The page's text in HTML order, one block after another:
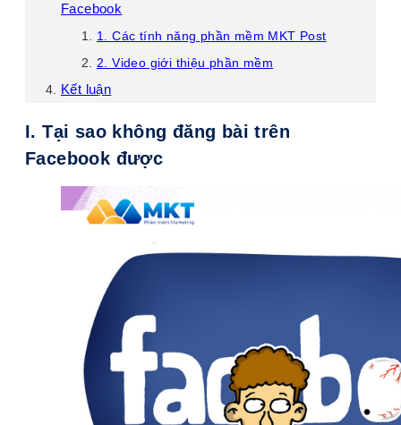
Facebook
1. Các tính năng phần mềm MKT Post
2. Video giới thiệu phần mềm
Kết luận
I. Tại sao không đăng bài trên
Facebook được